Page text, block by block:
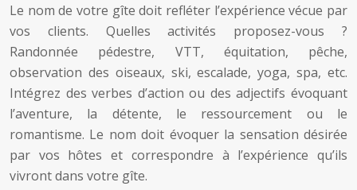
Le nom de votre gîte doit refléter l’expérience vécue par
vos clients. Quelles activités proposez-vous ?
Randonnée pédestre, VTT, équitation, pêche,
observation des oiseaux, ski, escalade, yoga, spa, etc.
Intégrez des verbes d’action ou des adjectifs évoquant
l’aventure, la détente, le ressourcement ou le
romantisme. Le nom doit évoquer la sensation désirée
par vos hôtes et correspondre à l’expérience qu’ils
vivront dans votre gîte.